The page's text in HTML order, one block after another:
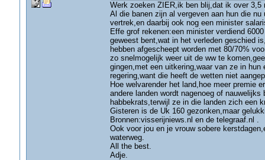
Werk zoeken ZIER,ik ben blij,dat ik over
Al die banen zijn al vergeven aan hun die
vertrek,en daarbij ook nog een minister
Effe grof rekenen:een minister verdiend
geweest bent,wat in het verleden geschied
hebben afgescheept worden met 80/70%
zo snelmogelijk weer uit de ww te
gingen,met een uitkering,waar van ze in
regering,want die heeft de wetten niet
Hoe welvarender het land,hoe meer premie
andere landen wordt nagenoeg of
habbekrats,terwijl ze in die landen zich een
Gisteren is de Uk 160 gezonken,maar
Bronnen:visserijniews.nl en de telegraaf.nl .
Ook voor jou en je vrouw sobere
waterweg.
All the best.
Adje.